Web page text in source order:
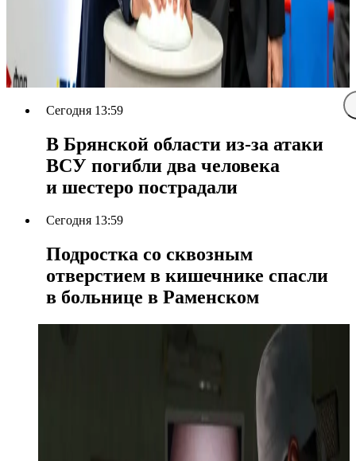
Сегодня 13:59
В Брянской области из-за атаки
ВСУ погибли два человека
и шестеро пострадали
Сегодня 13:59
Подростка со сквозным
отверстием в кишечнике спасли
в больнице в Раменском